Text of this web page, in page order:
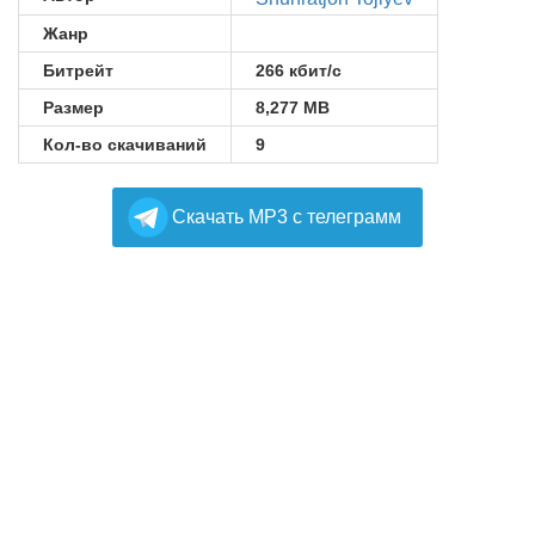
Жанр
Битрейт
266 кбит/с
Размер
8,277 MB
Кол-во скачиваний
9
Cкачать MP3 с телеграмм